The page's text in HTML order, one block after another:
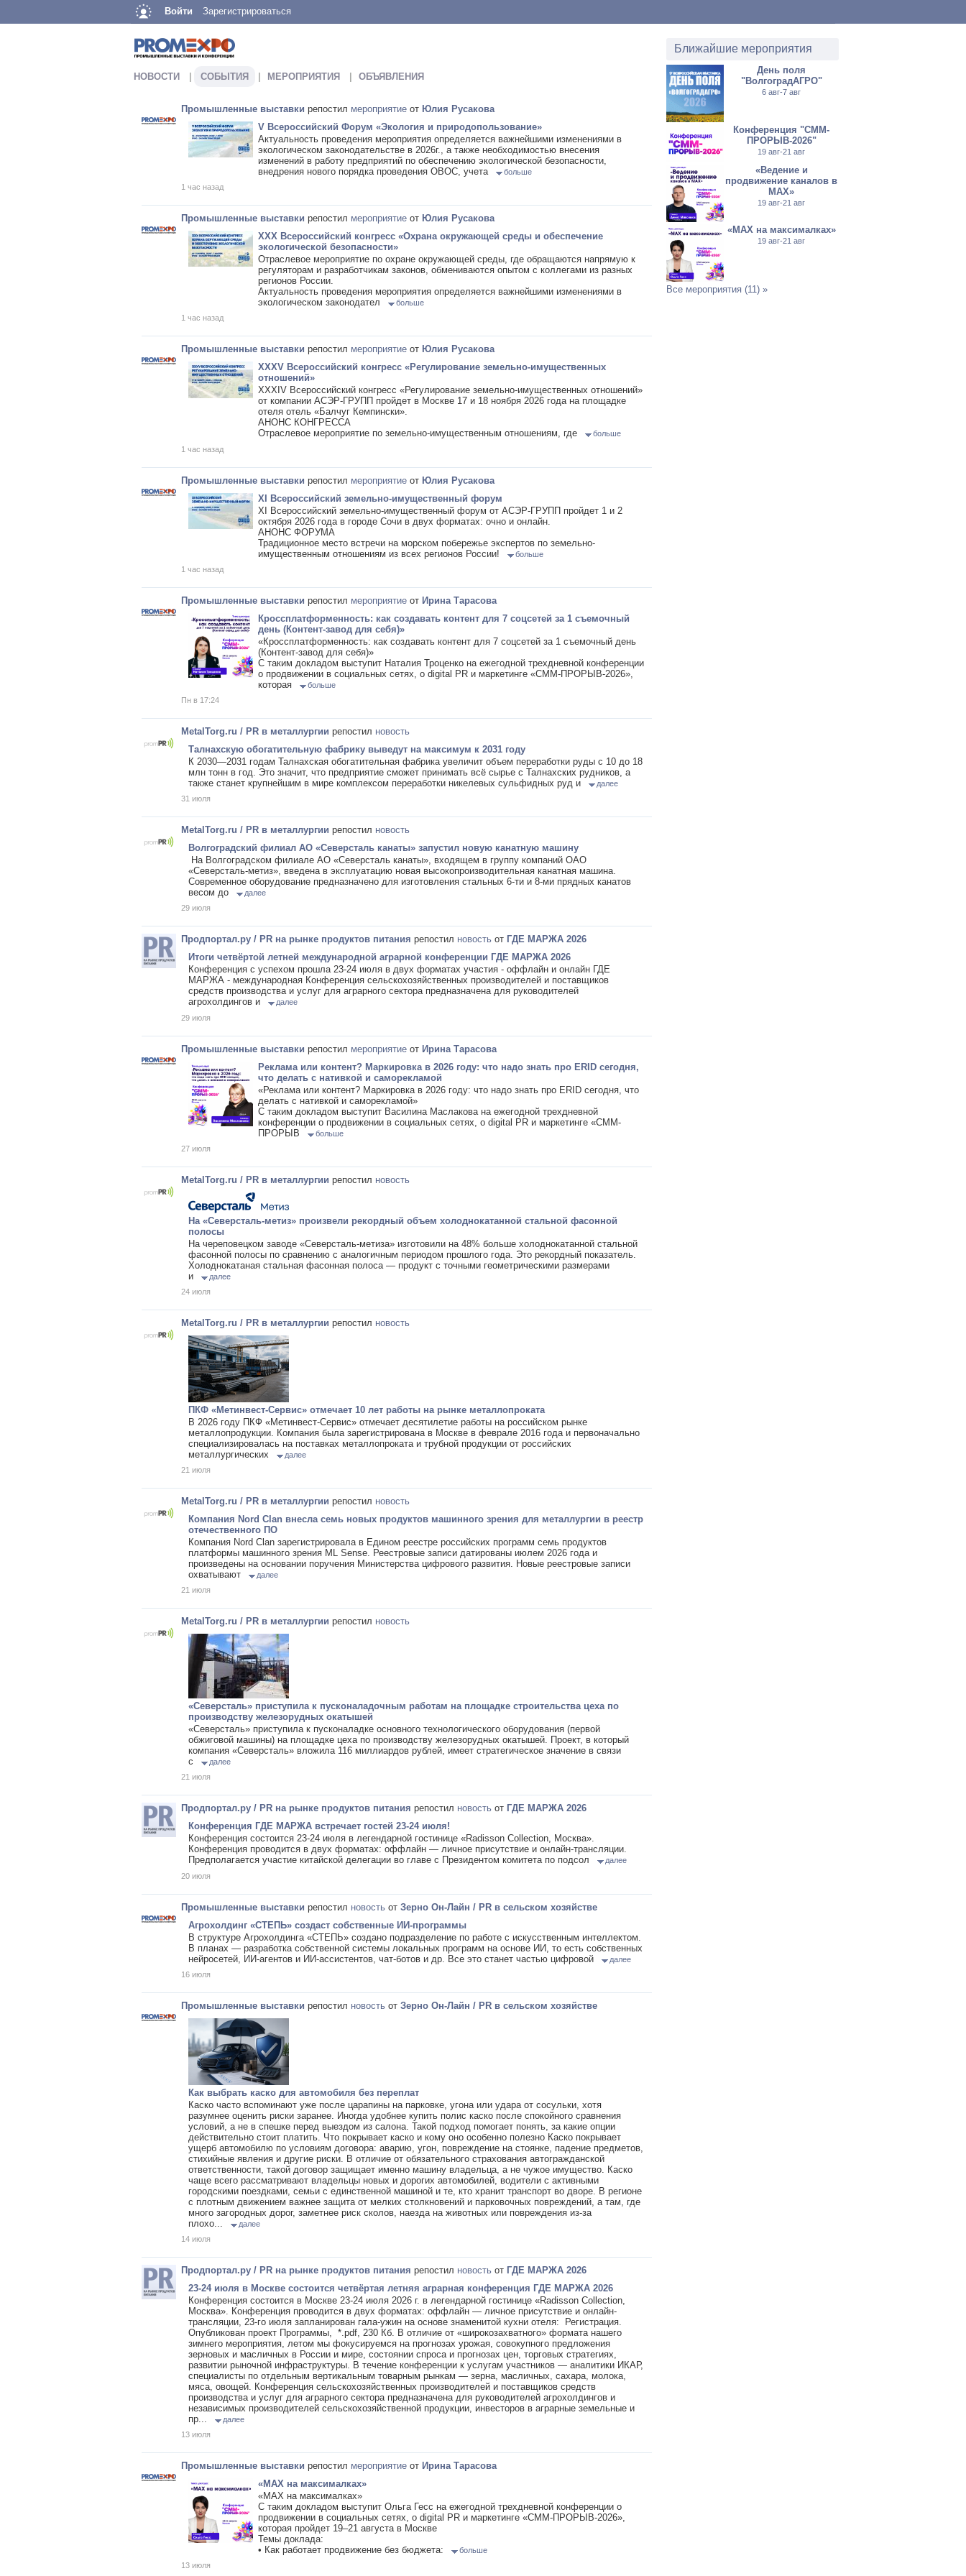
Войти Зарегистрироваться
Ближайшие мероприятия
День поля
"ВолгоградАГРО"
6 авг-7 авг
Конференция "СММ-
ПРОРЫВ-2026"
19 авг-21 авг
«Ведение и
продвижение каналов в
МАХ»
19 авг-21 авг
«MAX на максималках»
19 авг-21 авг
Все мероприятия (11) »
НОВОСТИ СОБЫТИЯ МЕРОПРИЯТИЯ ОБЪЯВЛЕНИЯ
Промышленные выставки репостил мероприятие от Юлия Русакова
V Всероссийский Форум «Экология и природопользование»
Актуальность проведения мероприятия определяется важнейшими изменениями в
экологическом законодательстве в 2026г., а также необходимостью внесения
изменений в работу предприятий по обеспечению экологической безопасности,
внедрения нового порядка проведения ОВОС, учета
больше
1 час назад
Промышленные выставки репостил мероприятие от Юлия Русакова
XXX Всероссийский конгресс «Охрана окружающей среды и обеспечение
экологической безопасности»
Отраслевое мероприятие по охране окружающей среды, где обращаются напрямую к
регуляторам и разработчикам законов, обмениваются опытом с коллегами из разных
регионов России.
Актуальность проведения мероприятия определяется важнейшими изменениями в
экологическом законодател
больше
1 час назад
Промышленные выставки репостил мероприятие от Юлия Русакова
XXXV Всероссийский конгресс «Регулирование земельно-имущественных
отношений»
XXXIV Всероссийский конгресс «Регулирование земельно-имущественных отношений»
от компании АСЭР-ГРУПП пройдет в Москве 17 и 18 ноября 2026 года на площадке
отеля отель «Балчуг Кемпински».
АНОНС КОНГРЕССА
Отраслевое мероприятие по земельно-имущественным отношениям, где
больше
1 час назад
Промышленные выставки репостил мероприятие от Юлия Русакова
XI Всероссийский земельно-имущественный форум
XI Всероссийский земельно-имущественный форум от АСЭР-ГРУПП пройдет 1 и 2
октября 2026 года в городе Сочи в двух форматах: очно и онлайн.
АНОНС ФОРУМА
Традиционное место встречи на морском побережье экспертов по земельно-
имущественным отношениям из всех регионов России!
больше
1 час назад
Промышленные выставки репостил мероприятие от Ирина Тарасова
Кроссплатформенность: как создавать контент для 7 соцсетей за 1 съемочный
день (Контент-завод для себя)»
«Кроссплатформенность: как создавать контент для 7 соцсетей за 1 съемочный день
(Контент-завод для себя)»
С таким докладом выступит Наталия Троценко на ежегодной трехдневной конференции
о продвижении в социальных сетях, о digital PR и маркетинге «СММ-ПРОРЫВ-2026»,
которая
больше
Пн в 17:24
MetalTorg.ru / PR в металлургии репостил новость
Талнахскую обогатительную фабрику выведут на максимум к 2031 году
К 2030—2031 годам Талнахская обогатительная фабрика увеличит объем переработки руды с 10 до 18
млн тонн в год. Это значит, что предприятие сможет принимать всё сырье с Талнахских рудников, а
также станет крупнейшим в мире комплексом переработки никелевых сульфидных руд и
далее
31 июля
MetalTorg.ru / PR в металлургии репостил новость
Волгоградский филиал АО «Северсталь канаты» запустил новую канатную машину
На Волгоградском филиале АО «Северсталь канаты», входящем в группу компаний ОАО
«Северсталь-метиз», введена в эксплуатацию новая высокопроизводительная канатная машина.
Современное оборудование предназначено для изготовления стальных 6-ти и 8-ми прядных канатов
весом до
далее
29 июля
Продпортал.ру / PR на рынке продуктов питания репостил новость от ГДЕ МАРЖА 2026
Итоги четвёртой летней международной аграрной конференции ГДЕ МАРЖА 2026
Конференция с успехом прошла 23-24 июля в двух форматах участия - оффлайн и онлайн ГДЕ
МАРЖА - международная Конференция сельскохозяйственных производителей и поставщиков
средств производства и услуг для аграрного сектора предназначена для руководителей
агрохолдингов и
далее
29 июля
Промышленные выставки репостил мероприятие от Ирина Тарасова
Реклама или контент? Маркировка в 2026 году: что надо знать про ERID сегодня,
что делать с нативкой и саморекламой
«Реклама или контент? Маркировка в 2026 году: что надо знать про ERID сегодня, что
делать с нативкой и саморекламой»
С таким докладом выступит Василина Маслакова на ежегодной трехдневной
конференции о продвижении в социальных сетях, о digital PR и маркетинге «СММ-
ПРОРЫВ
больше
27 июля
MetalTorg.ru / PR в металлургии репостил новость
На «Северсталь-метиз» произвели рекордный объем холоднокатанной стальной фасонной
полосы
На череповецком заводе «Северсталь-метиза» изготовили на 48% больше холоднокатанной стальной
фасонной полосы по сравнению с аналогичным периодом прошлого года. Это рекордный показатель.
Холоднокатаная стальная фасонная полоса — продукт с точными геометрическими размерами
и
далее
24 июля
MetalTorg.ru / PR в металлургии репостил новость
ПКФ «Метинвест-Сервис» отмечает 10 лет работы на рынке металлопроката
В 2026 году ПКФ «Метинвест-Сервис» отмечает десятилетие работы на российском рынке
металлопродукции. Компания была зарегистрирована в Москве в феврале 2016 года и первоначально
специализировалась на поставках металлопроката и трубной продукции от российских
металлургических
далее
21 июля
MetalTorg.ru / PR в металлургии репостил новость
Компания Nord Clan внесла семь новых продуктов машинного зрения для металлургии в реестр
отечественного ПО
Компания Nord Clan зарегистрировала в Едином реестре российских программ семь продуктов
платформы машинного зрения ML Sense. Реестровые записи датированы июлем 2026 года и
произведены на основании поручения Министерства цифрового развития. Новые реестровые записи
охватывают
далее
21 июля
MetalTorg.ru / PR в металлургии репостил новость
«Северсталь» приступила к пусконаладочным работам на площадке строительства цеха по
производству железорудных окатышей
«Северсталь» приступила к пусконаладке основного технологического оборудования (первой
обжиговой машины) на площадке цеха по производству железорудных окатышей. Проект, в который
компания «Северсталь» вложила 116 миллиардов рублей, имеет стратегическое значение в связи
с
далее
21 июля
Продпортал.ру / PR на рынке продуктов питания репостил новость от ГДЕ МАРЖА 2026
Конференция ГДЕ МАРЖА встречает гостей 23-24 июля!
Конференция состоится 23-24 июля в легендарной гостинице «Radisson Collection, Москва».
Конференция проводится в двух форматах: оффлайн — личное присутствие и онлайн-трансляции.
Предполагается участие китайской делегации во главе с Президентом комитета по подсол
далее
20 июля
Промышленные выставки репостил новость от Зерно Он-Лайн / PR в сельском хозяйстве
Агрохолдинг «СТЕПЬ» создаст собственные ИИ-программы
В структуре Агрохолдинга «СТЕПЬ» создано подразделение по работе с искусственным интеллектом.
В планах — разработка собственной системы локальных программ на основе ИИ, то есть собственных
нейросетей, ИИ-агентов и ИИ-ассистентов, чат-ботов и др. Все это станет частью цифровой
далее
16 июля
Промышленные выставки репостил новость от Зерно Он-Лайн / PR в сельском хозяйстве
Как выбрать каско для автомобиля без переплат
Каско часто вспоминают уже после царапины на парковке, угона или удара от сосульки, хотя
разумнее оценить риски заранее. Иногда удобнее купить полис каско после спокойного сравнения
условий, а не в спешке перед выездом из салона. Такой подход помогает понять, за какие опции
действительно стоит платить. Что покрывает каско и кому оно особенно полезно Каско покрывает
ущерб автомобилю по условиям договора: аварию, угон, повреждение на стоянке, падение предметов,
стихийные явления и другие риски. В отличие от обязательного страхования автогражданской
ответственности, такой договор защищает именно машину владельца, а не чужое имущество. Каско
чаще всего рассматривают владельцы новых и дорогих автомобилей, водители с активными
городскими поездками, семьи с единственной машиной и те, кто хранит транспорт во дворе. В регионе
с плотным движением важнее защита от мелких столкновений и парковочных повреждений, а там, где
много загородных дорог, заметнее риск сколов, наезда на животных или повреждения из-за
плохо...
далее
14 июля
Продпортал.ру / PR на рынке продуктов питания репостил новость от ГДЕ МАРЖА 2026
23-24 июля в Москве состоится четвёртая летняя аграрная конференция ГДЕ МАРЖА 2026
Конференция состоится в Москве 23-24 июля 2026 г. в легендарной гостинице «Radisson Collection,
Москва». Конференция проводится в двух форматах: оффлайн — личное присутствие и онлайн-
трансляции, 23-го июля запланирован гала-ужин на основе знаменитой кухни отеля: Регистрация.
Опубликован проект Программы, *.pdf, 230 Кб. В отличие от «широкозахватного» формата нашего
зимнего мероприятия, летом мы фокусируемся на прогнозах урожая, совокупного предложения
зерновых и масличных в России и мире, состоянии спроса и прогнозах цен, торговых стратегиях,
развитии рыночной инфраструктуры. В течение конференции к услугам участников — аналитики ИКАР,
специалисты по отдельным вертикальным товарным рынкам — зерна, масличных, сахара, молока,
мяса, овощей. Конференция сельскохозяйственных производителей и поставщиков средств
производства и услуг для аграрного сектора предназначена для руководителей агрохолдингов и
независимых производителей сельскохозяйственной продукции, инвесторов в аграрные земельные и
пр...
далее
13 июля
Промышленные выставки репостил мероприятие от Ирина Тарасова
«MAX на максималках»
«MAX на максималках»
С таким докладом выступит Ольга Гесс на ежегодной трехдневной конференции о
продвижении в социальных сетях, о digital PR и маркетинге «СММ-ПРОРЫВ-2026»,
которая пройдет 19–21 августа в Москве
Темы доклада:
• Как работает продвижение без бюджета:
больше
13 июля